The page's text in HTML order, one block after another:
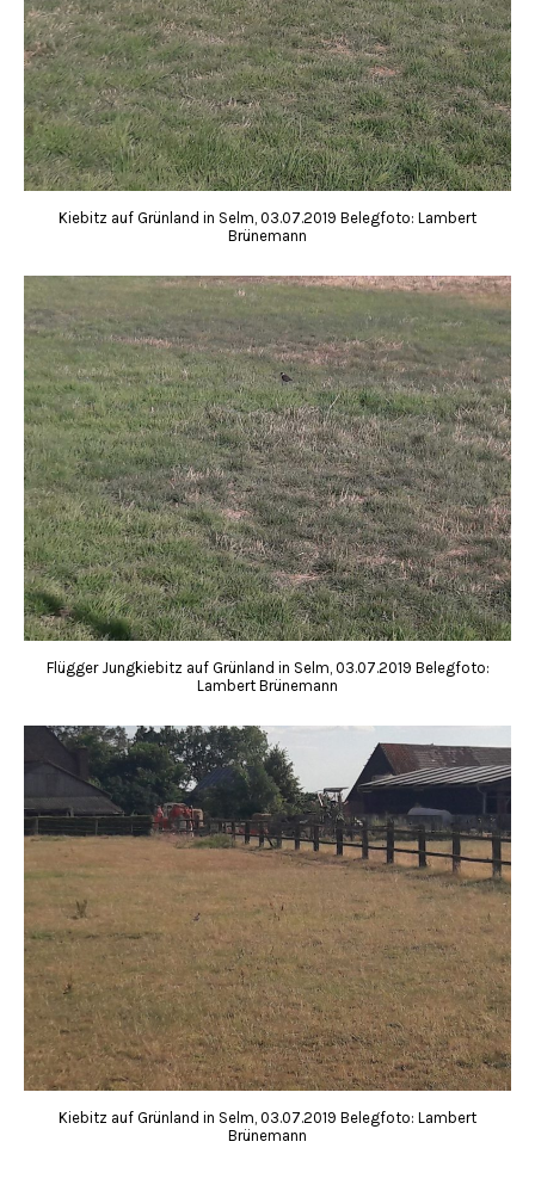
Kiebitz auf Grünland in Selm, 03.07.2019 Belegfoto: Lambert
Brünemann
Flügger Jungkiebitz auf Grünland in Selm, 03.07.2019 Belegfoto:
Lambert Brünemann
Kiebitz auf Grünland in Selm, 03.07.2019 Belegfoto: Lambert
Brünemann